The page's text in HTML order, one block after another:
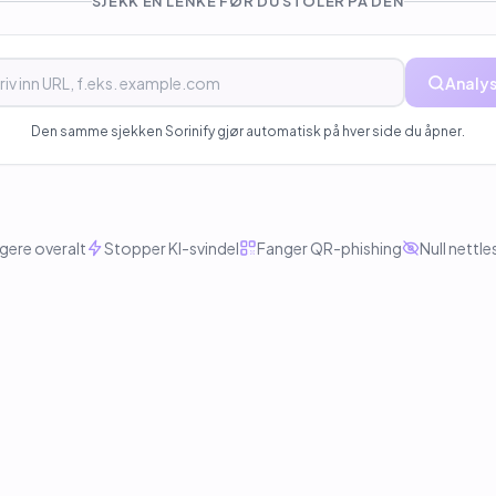
Den samme sjekken Sorinify gjør automatisk på hver side du åpner.
overalt Stopper KI-svindel Fanger QR-phishing Null